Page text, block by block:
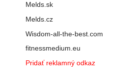
Melds.sk
Melds.cz
Wisdom-all-the-best.com
fitnessmedium.eu
Pridať reklamný odkaz